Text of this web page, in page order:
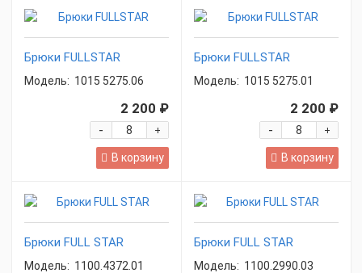
Брюки FULLSTAR
Модель: 1015 5275.06
2 200 ₽
+
-
В корзину
Брюки FULLSTAR
Модель: 1015 5275.01
2 200 ₽
+
-
В корзину
Брюки FULL STAR
Модель: 1100.4372.01
Брюки FULL STAR
Модель: 1100.2990.03